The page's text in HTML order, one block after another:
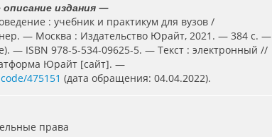
издания —
: учебник и практикум для вузов /
— Москва : Издательство Юрайт, 2021. — 384 с. —
— ISBN 978-5-534-09625-5. — Текст : электронный //
Юрайт [сайт]. —
475151 (дата обращения: 04.04.2022).
права